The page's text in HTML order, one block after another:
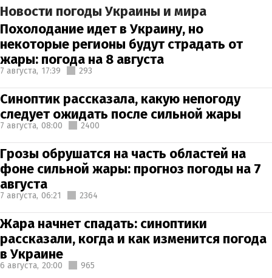
Новости погоды Украины и мира
Похолодание идет в Украину, но
некоторые регионы будут страдать от
жары: погода на 8 августа
7 августа, 17:39 293
Синоптик рассказала, какую непогоду
следует ожидать после сильной жары
7 августа, 08:00 2400
Грозы обрушатся на часть областей на
фоне сильной жары: прогноз погоды на 7
августа
7 августа, 06:21 2364
Жара начнет спадать: синоптики
рассказали, когда и как изменится погода
в Украине
6 августа, 20:00 965